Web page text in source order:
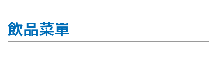
飲品菜單